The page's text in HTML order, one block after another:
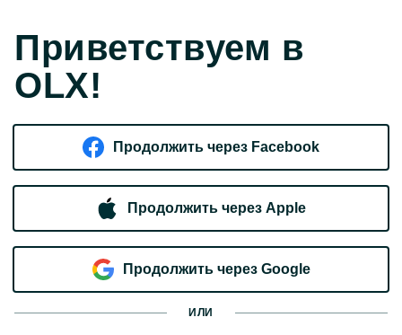
Приветствуем в
OLX!
Продолжить через Facebook
Продолжить через Apple
Продолжить через Google
ИЛИ